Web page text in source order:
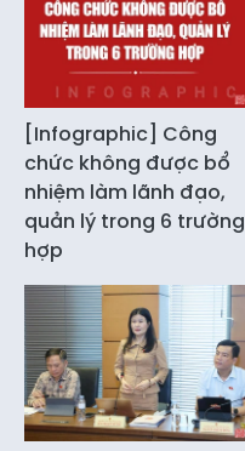
[Infographic] Công
chức không được bổ
nhiệm làm lãnh đạo,
quản lý trong 6 trường
hợp